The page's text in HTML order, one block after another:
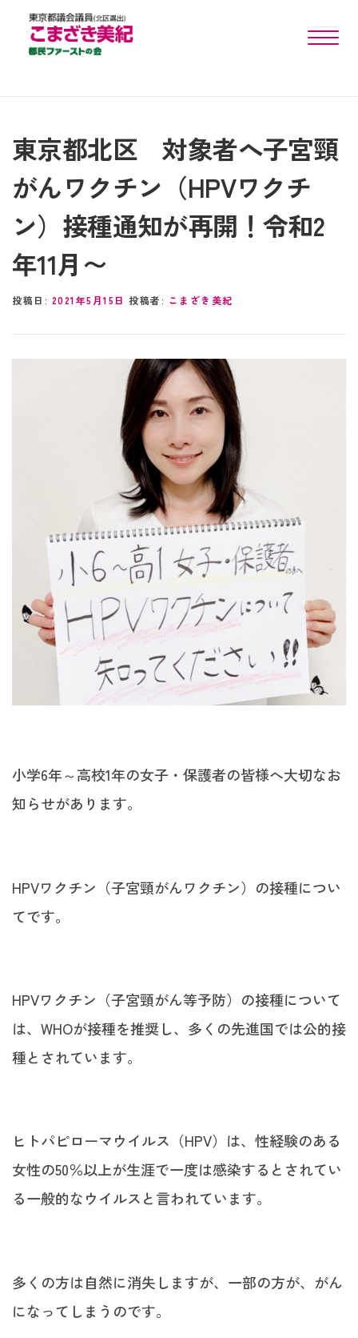
toggle
東京都北区 対象者へ子宮頸
がんワクチン（HPVワクチ
ン）接種通知が再開！令和2
年11月〜
投稿日: 2021年5月15日 投稿者: こまざき美紀
小学6年～高校1年の女子・保護者の皆様へ大切なお
知らせがあります。
HPVワクチン（子宮頸がんワクチン）の接種につい
てです。
HPVワクチン（子宮頸がん等予防）の接種について
は、WHOが接種を推奨し、多くの先進国では公的接
種とされています。
ヒトパピローマウイルス（HPV）は、性経験のある
女性の50％以上が生涯で一度は感染するとされてい
る一般的なウイルスと言われています。
多くの方は自然に消失しますが、一部の方が、がん
になってしまうのです。